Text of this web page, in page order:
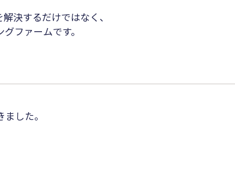
決するだけではなく、
ファームです。
した。